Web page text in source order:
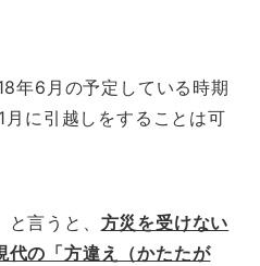
年6月の予定している時期
に引越しをすることは可
言うと、 方災を受けない
代の「方違え（かたたが